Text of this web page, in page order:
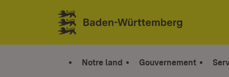
Sauter au contenu
Link zur Startseite
Notre land Gouvernement